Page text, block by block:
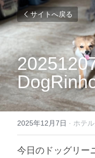
サイトへ戻る
2025年12月7日 · ホテル,
今日のドッグリー